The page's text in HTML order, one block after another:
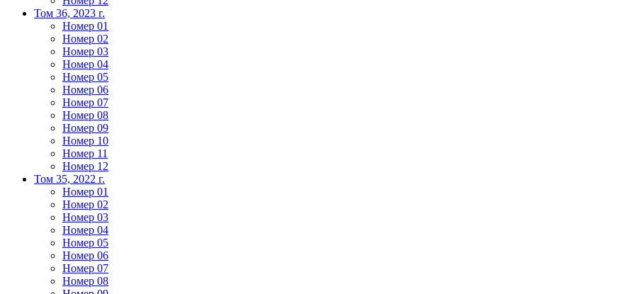
Том 36, 2023 г.
Номер 01
Номер 02
Номер 03
Номер 04
Номер 05
Номер 06
Номер 07
Номер 08
Номер 09
Номер 10
Номер 11
Номер 12
Том 35, 2022 г.
Номер 01
Номер 02
Номер 03
Номер 04
Номер 05
Номер 06
Номер 07
Номер 08